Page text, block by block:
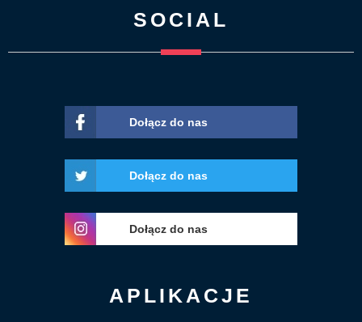
SOCIAL
Dołącz do nas
Dołącz do nas
Dołącz do nas
APLIKACJE